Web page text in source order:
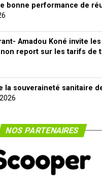
bonne performance de
Amadou Koné invite les
report sur les tarifs de
la souveraineté sanitaire
NOS PARTENAIRES